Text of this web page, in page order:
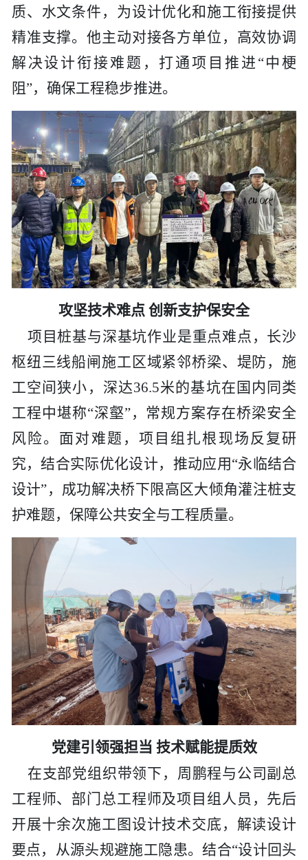
质、水文条件，为设计优化和施工衔接提供
精准支撑。他主动对接各方单位，高效协调
解决设计衔接难题，打通项目推进 “中梗
阻”，确保工程稳步推进。
攻坚技术难点 创新支护保安全
项目桩基与深基坑作业是重点难点，长沙
枢纽三线船闸施工区域紧邻桥梁、堤防，施
工空间狭小，深达36.5米的基坑在国内同类
工程中堪称“深壑”，常规方案存在桥梁安全
风险。面对难题，项目组扎根现场反复研
究，结合实际优化设计，推动应用“永临结合
设计”，成功解决桥下限高区大倾角灌注桩支
护难题，保障公共安全与工程质量。
党建引领强担当 技术赋能提质效
在支部党组织带领下，周鹏程与公司副 总
工程师、部门总工程师及项目组人员，先后
开展十余次施工图设计技术交底，解读设计
要点，从源头规避施工隐患。结合“设计回头